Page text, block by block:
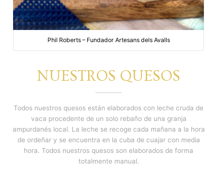
Phil Roberts – Fundador Artesans dels Avalls
NUESTROS QUESOS
Todos nuestros quesos están elaborados con leche cruda de
vaca procedente de un solo rebaño de una granja
ampurdanés local. La leche se recoge cada mañana a la hora
de ordeñar y se encuentra en la cuba de cuajar con media
hora. Todos nuestros quesos son elaborados de forma
totalmente manual.